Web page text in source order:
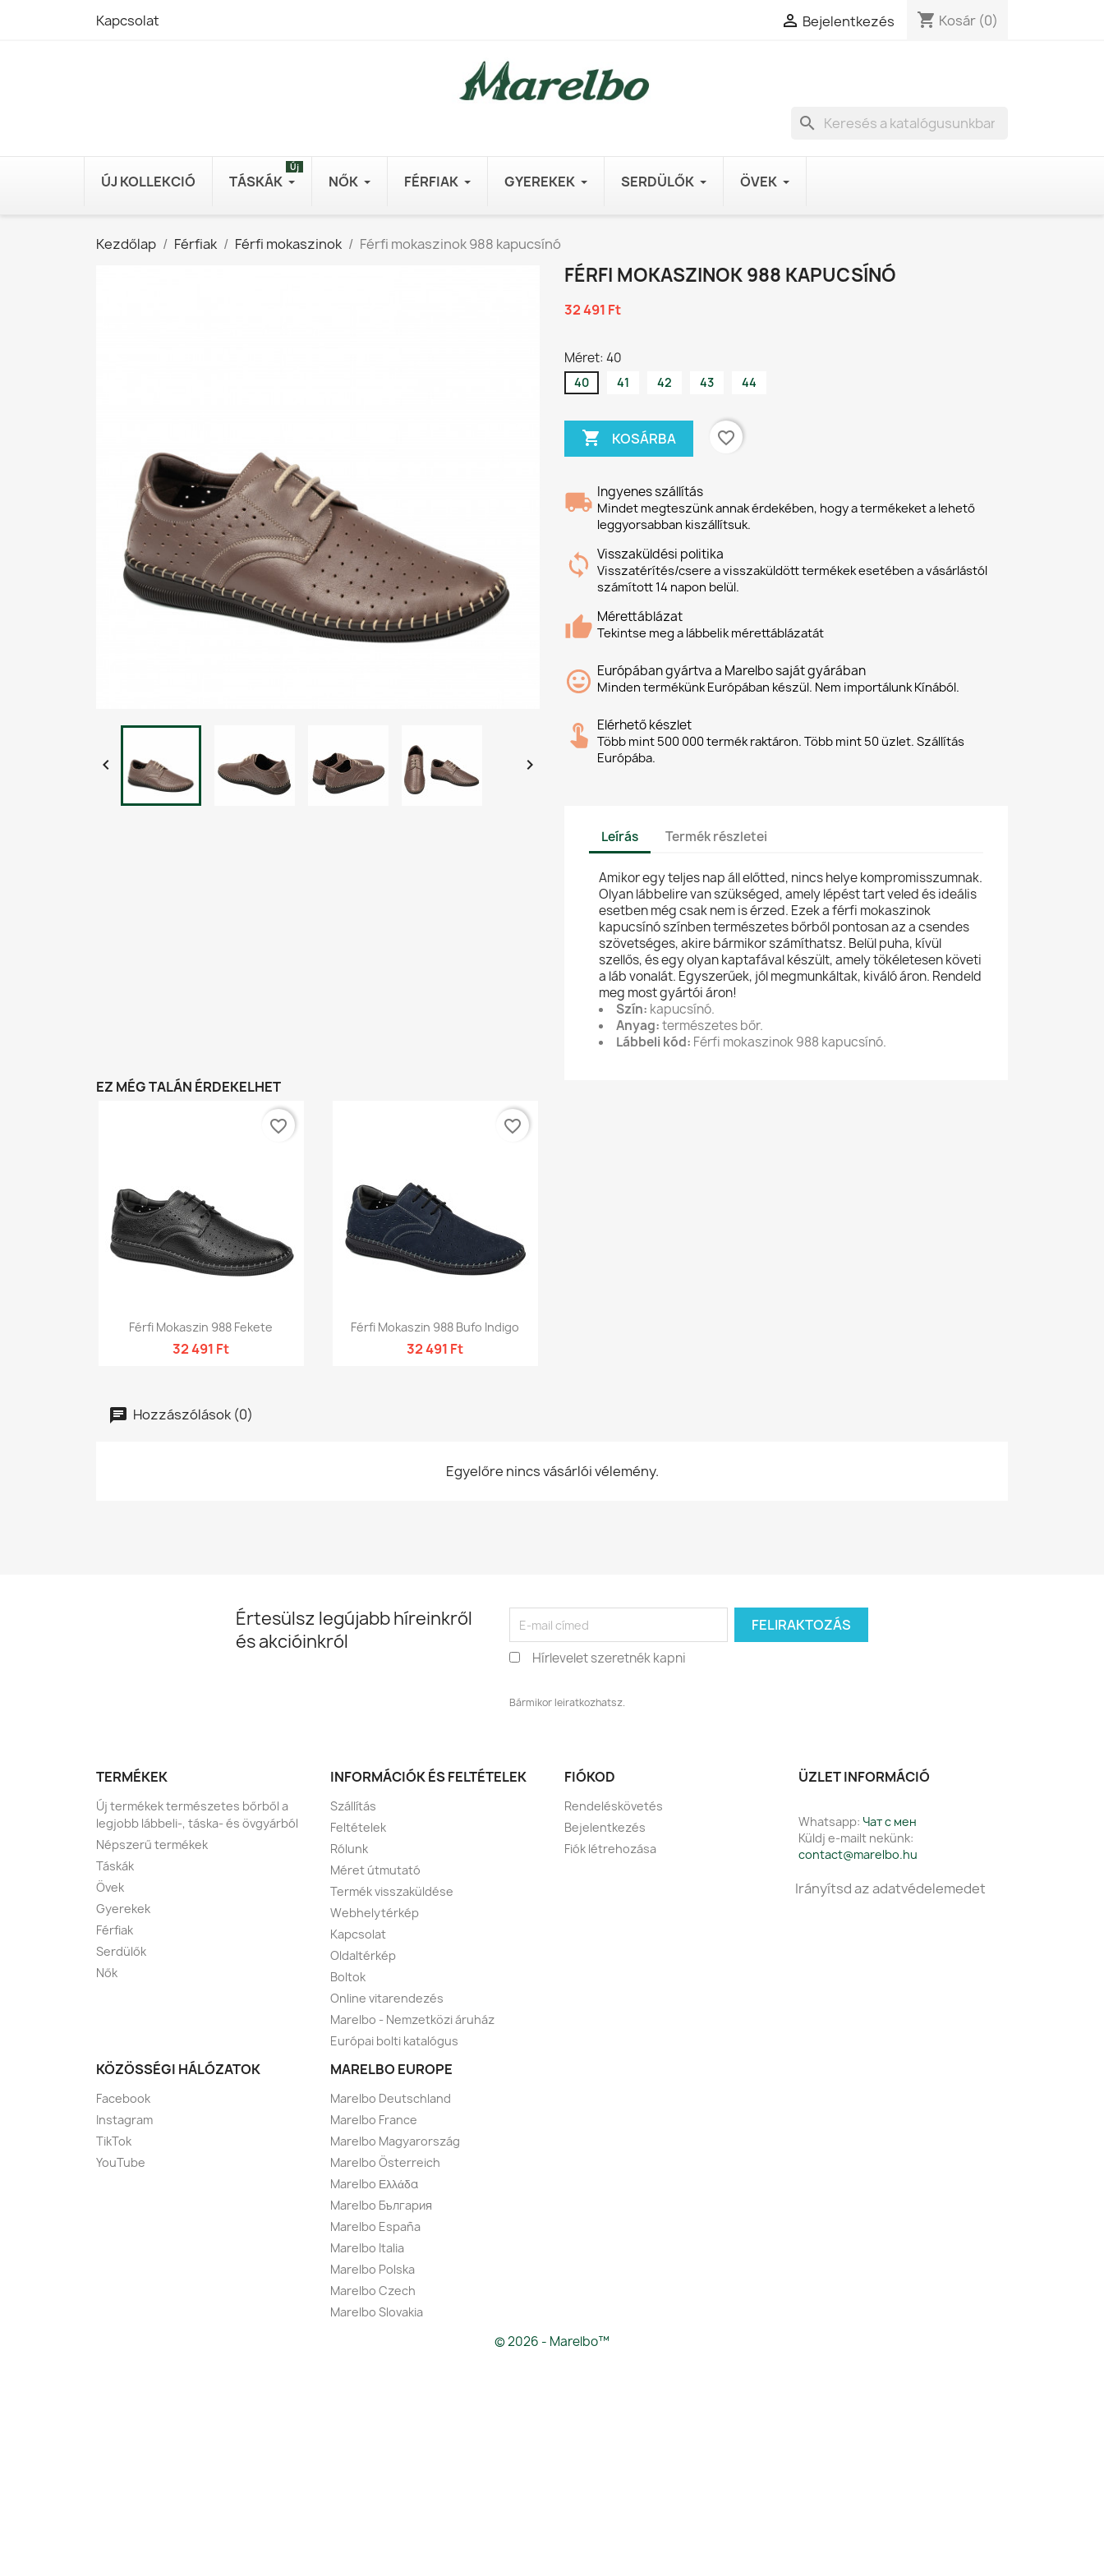
Kapcsolat  Bejelentkezés shopping_cart Kosár (0)
search
ÚJ KOLLEKCIÓ TÁSKÁK
Új
NŐK FÉRFIAK GYEREKEK SERDÜLŐK ÖVEK
Kezdőlap Férfiak Férfi mokaszinok Férfi mokaszinok 988 kapucsínó
 
FÉRFI MOKASZINOK 988 KAPUCSÍNÓ
32 491 Ft
Méret: 40
40 41 42 43 44
 KOSÁRBA favorite_border
Ingyenes szállítás
Mindet megteszünk annak érdekében, hogy a termékeket a lehető
leggyorsabban kiszállítsuk.
Visszaküldési politika
Visszatérítés/csere a visszaküldött termékek esetében a vásárlástól
számított 14 napon belül.
Mérettáblázat
Tekintse meg a lábbelik mérettáblázatát
Európában gyártva a Marelbo saját gyárában
Minden termékünk Európában készül. Nem importálunk Kínából.
Elérhető készlet
Több mint 500 000 termék raktáron. Több mint 50 üzlet. Szállítás
Európába.
Leírás Termék részletei
Amikor egy teljes nap áll előtted, nincs helye kompromisszumnak.
Olyan lábbelire van szükséged, amely lépést tart veled és ideális
esetben még csak nem is érzed. Ezek a férfi mokaszinok
kapucsínó színben természetes bőrből pontosan az a csendes
szövetséges, akire bármikor számíthatsz. Belül puha, kívül
szellős, és egy olyan kaptafával készült, amely tökéletesen követi
a láb vonalát. Egyszerűek, jól megmunkáltak, kiváló áron. Rendeld
meg most gyártói áron!
Szín: kapucsínó.
Anyag:természetes bőr.
Lábbeli kód: Férfi mokaszinok 988 kapucsínó.
EZ MÉG TALÁN ÉRDEKELHET
Előnézet
Férfi Mokaszin 988 Fekete
32 491 Ft
favorite_border
Előnézet
Férfi Mokaszin 988 Bufo Indigo
32 491 Ft
favorite_border
Hozzászólások (0)
Egyelőre nincs vásárlói vélemény.
Értesülsz legújabb híreinkről
és akcióinkról
Hírlevelet szeretnék kapni
Bármikor leiratkozhatsz.
TERMÉKEK
Új termékek természetes bőrből a
legjobb lábbeli-, táska- és övgyárból
Népszerű termékek
Táskák
Övek
Gyerekek
Férfiak
Serdülők
Nők
INFORMÁCIÓK ÉS FELTÉTELEK
Szállítás
Feltételek
Rólunk
Méret útmutató
Termék visszaküldése
Webhelytérkép
Kapcsolat
Oldaltérkép
Boltok
Online vitarendezés
Marelbo - Nemzetközi áruház
Európai bolti katalógus
KÖZÖSSÉGI HÁLÓZATOK
Facebook
Instagram
TikTok
YouTube
MARELBO EUROPE
Marelbo Deutschland
Marelbo France
Marelbo Magyarország
Marelbo Österreich
Marelbo Ελλάδα
Marelbo България
Marelbo España
Marelbo Italia
Marelbo Polska
Marelbo Czech
Marelbo Slovakia
FIÓKOD
Rendeléskövetés
Bejelentkezés
Fiók létrehozása
ÜZLET INFORMÁCIÓ
Whatsapp: Чат с мен
Küldj e-mailt nekünk:
contact@marelbo.hu
Irányítsd az adatvédelemedet
© 2026 - Marelbo™